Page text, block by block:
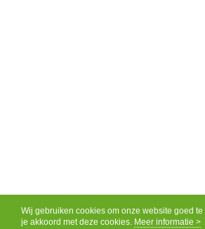
Wij gebruiken cookies om onze website goed
je akkoord met deze cookies. Meer informatie >